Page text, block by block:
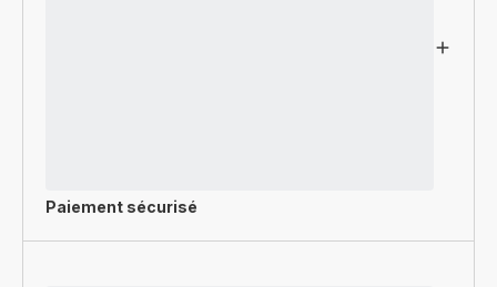
Paiement sécurisé